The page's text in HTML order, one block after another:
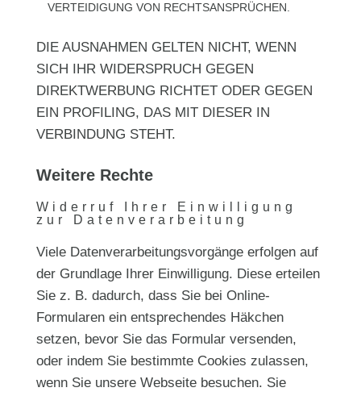
VERTEIDIGUNG VON RECHTSANSPRÜCHEN.
DIE AUSNAHMEN GELTEN NICHT, WENN
SICH IHR WIDERSPRUCH GEGEN
DIREKTWERBUNG RICHTET ODER GEGEN
EIN PROFILING, DAS MIT DIESER IN
VERBINDUNG STEHT.
Weitere Rechte
Widerruf Ihrer Einwilligung
zur Datenverarbeitung
Viele Datenverarbeitungsvorgänge erfolgen auf
der Grundlage Ihrer Einwilligung. Diese erteilen
Sie z. B. dadurch, dass Sie bei Online-
Formularen ein entsprechendes Häkchen
setzen, bevor Sie das Formular versenden,
oder indem Sie bestimmte Cookies zulassen,
wenn Sie unsere Webseite besuchen. Sie